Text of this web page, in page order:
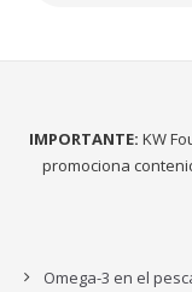
IMPORTANTE: KW
promociona
Omega-3 en el